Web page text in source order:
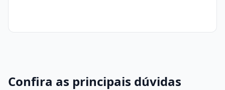
Confira as principais dúvidas